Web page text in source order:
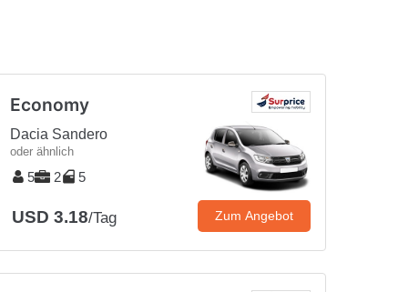
Economy
Dacia Sandero
oder ähnlich
5 2 5
USD 3.18/Tag Zum Angebot